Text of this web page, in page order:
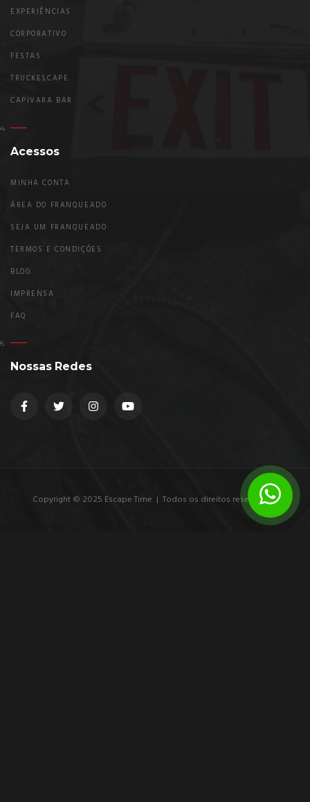
EXPERIÊNCIAS
CORPORATIVO
FESTAS
TRUCKESCAPE
CAPIVARA BAR
Acessos
MINHA CONTA
ÁREA DO FRANQUEADO
SEJA UM FRANQUEADO
TERMOS E CONDIÇÕES
BLOG
IMPRENSA
FAQ
Nossas Redes
Copyright © 2025 Escape Time | Todos os direitos reservados.